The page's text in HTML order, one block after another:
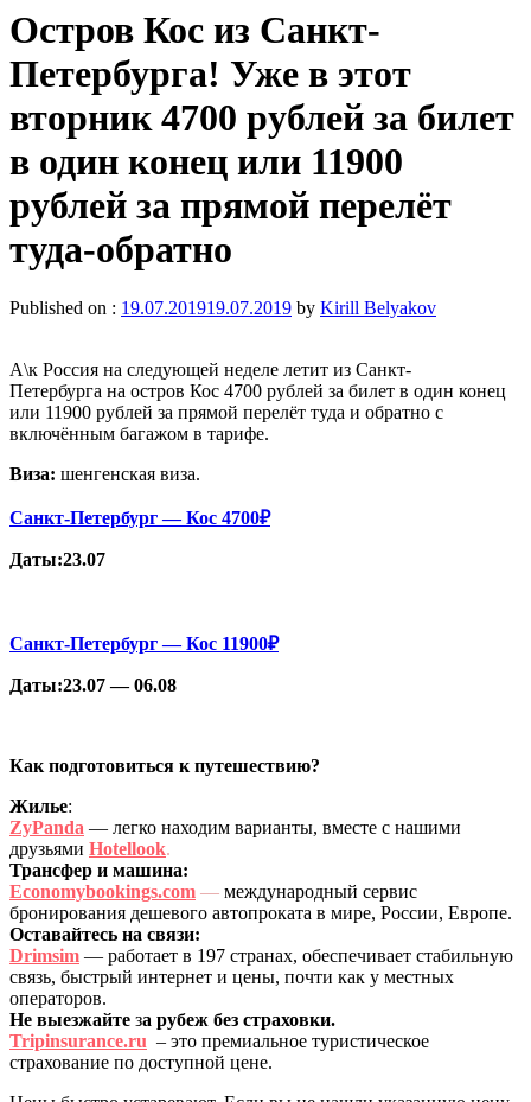
Остров Кос из Санкт-
Петербурга! Уже в этот
вторник 4700 рублей за билет
в один конец или 11900
рублей за прямой перелёт
туда-обратно
Published on : 19.07.201919.07.2019 by Kirill Belyakov
А\к Россия на следующей неделе летит из Санкт-
Петербурга на остров Кос 4700 рублей за билет в один конец
или 11900 рублей за прямой перелёт туда и обратно с
включённым багажом в тарифе.
Виза: шенгенская виза.
Санкт-Петербург —Кос 4700₽
Даты:23.07
Санкт-Петербург —Кос 11900₽
Даты:23.07 — 06.08
Как подготовиться к путешествию?
Жилье:
ZyPanda — легко находим варианты, вместе с нашими
друзьями Hotellook.
Трансфер и машина:
Economybookings.com — международный сервис
бронирования дешевого автопроката в мире, России, Европе.
Оставайтесь на связи:
Drimsim — работает в 197 странах, обеспечивает стабильную
связь, быстрый интернет и цены, почти как у местных
операторов.
Не выезжайте за рубеж без страховки.
Tripinsurance.ru – это премиальное туристическое
страхование по доступной цене.